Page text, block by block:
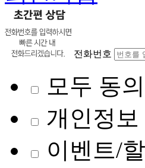
전화번호
모두 동
개인정
이벤트/